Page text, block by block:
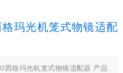
格玛光机笼式物镜适配
西格玛光机笼式物镜适配器 产品